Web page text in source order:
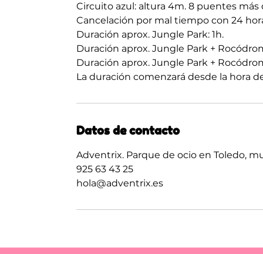
Circuito azul: altura 4m. 8 puentes más
Cancelación por mal tiempo con 24
Duración aprox. Jungle Park: 1h.
Duración aprox. Jungle Park +
Duración aprox. Jungle Park +
La duración comenzará desde la hora
Datos de contacto
Adventrix. Parque de ocio en Toledo,
925 63 43 25
hola@adventrix.es